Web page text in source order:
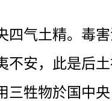
四气土精。毒
不安，此是后土
三牲物於国中